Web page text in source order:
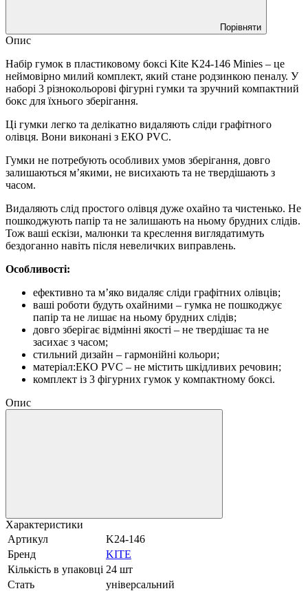
Порівняти
Опис
Набір гумок в пластиковому боксі Kite K24-146 Minies – це
неймовірно милий комплект, який стане родзинкою пеналу. У
наборі 3 різнокольорові фігурні гумки та зручний компактний
бокс для їхнього зберігання.
Ці гумки легко та делікатно видаляють сліди графітного
олівця. Вони виконані з ЕКО PVC.
Гумки не потребують особливих умов зберігання, довго
залишаються м’якими, не висихають та не твердішають з
часом.
Видаляють слід простого олівця дуже охайно та чистенько. Не
пошкоджують папір та не залишають на ньому брудних слідів.
Тож ваші ескізи, малюнки та креслення виглядатимуть
бездоганно навіть після невеличких виправлень.
Особливості:
ефективно та м’яко видаляє сліди графітних олівців;
ваші роботи будуть охайними – гумка не пошкоджує
папір та не лишає на ньому брудних слідів;
довго зберігає відмінні якості – не твердішає та не
засихає з часом;
стильний дизайн – гармонійні кольори;
матеріал:ЕКО PVC – не містить шкідливих речовин;
комплект із 3 фігурних гумок у компактному боксі.
Опис
Характеристики
Артикул
K24-146
Бренд
KITE
Кількість в упаковці 24 шт
Стать
універсальний